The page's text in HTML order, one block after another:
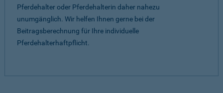
Pferdehalter oder Pferdehalterin daher nahezu
unumgänglich. Wir helfen Ihnen gerne bei der
Beitragsberechnung für Ihre individuelle
Pferdehalterhaftpflicht.